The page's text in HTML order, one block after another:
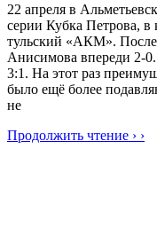
22 апреля в
серии Кубка Петрова,
тульский «АКМ».
Анисимова впереди 2-
3:1. На этот раз
было ещё более
не
Продолжить чтение › ›